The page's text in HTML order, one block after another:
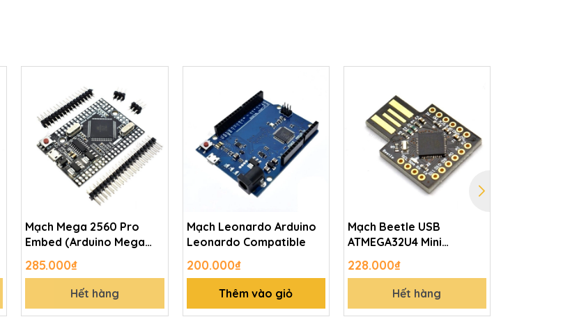
Mạch Mega 2560 Pro
Embed (Arduino Mega
2560 Compatible)
285.000₫
Hết hàng
Mạch Leonardo Arduino
Leonardo Compatible
200.000₫
Thêm vào giỏ
Mạch Beetle USB
ATMEGA32U4 Mini
(Arduino Leonardo
Compatible)
228.000₫
Hết hàng